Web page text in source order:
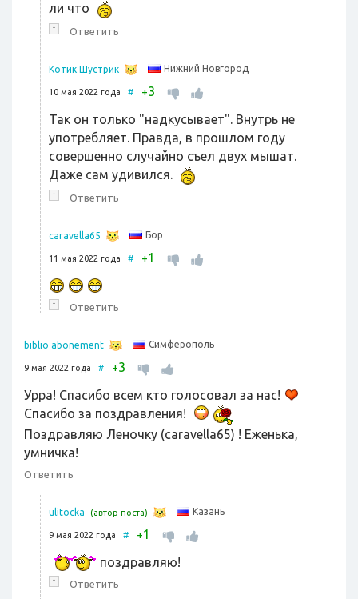
ли что
↑ Ответить
Котик Шустрик Нижний Новгород
10 мая 2022 года # +3
Так он только "надкусывает". Внутрь не
употребляет. Правда, в прошлом году
совершенно случайно съел двух мышат.
Даже сам удивился.
↑ Ответить
caravella65 Бор
11 мая 2022 года # +1
↑ Ответить
biblio abonement Симферополь
9 мая 2022 года # +3
Урра! Спасибо всем кто голосовал за нас!
Спасибо за поздравления!
Поздравляю Леночку (caravella65) ! Еженька,
умничка!
Ответить
ulitocka (автор поста) Казань
9 мая 2022 года # +1
поздравляю!
↑ Ответить